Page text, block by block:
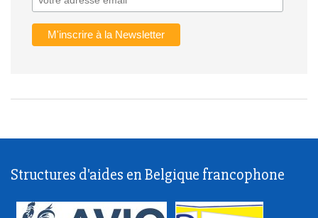
Structures d'aides en Belgique francophone